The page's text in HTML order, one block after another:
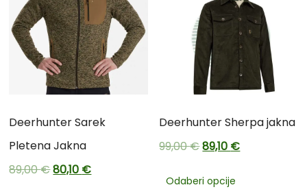
Deerhunter Sarek
Pletena Jakna
89,00€80,10 €
Deerhunter Sherpa jakna
99,00€89,10 €
Odaberi opcije